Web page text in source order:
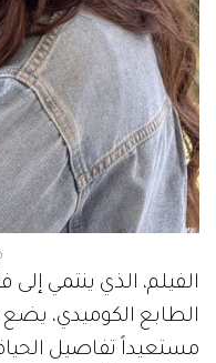
الفيلم، الذي ينتمي إلى
الطابع الكوميدي،